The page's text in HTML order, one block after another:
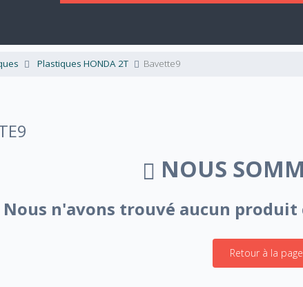
Plastiques HONDA 2T Bavette9
NOUS
Nous n'avons trouvé aucun
Retour à la